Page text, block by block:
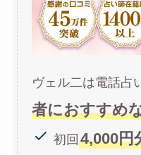
ヴェル二は電話占
者におすすめ
初回4,000円